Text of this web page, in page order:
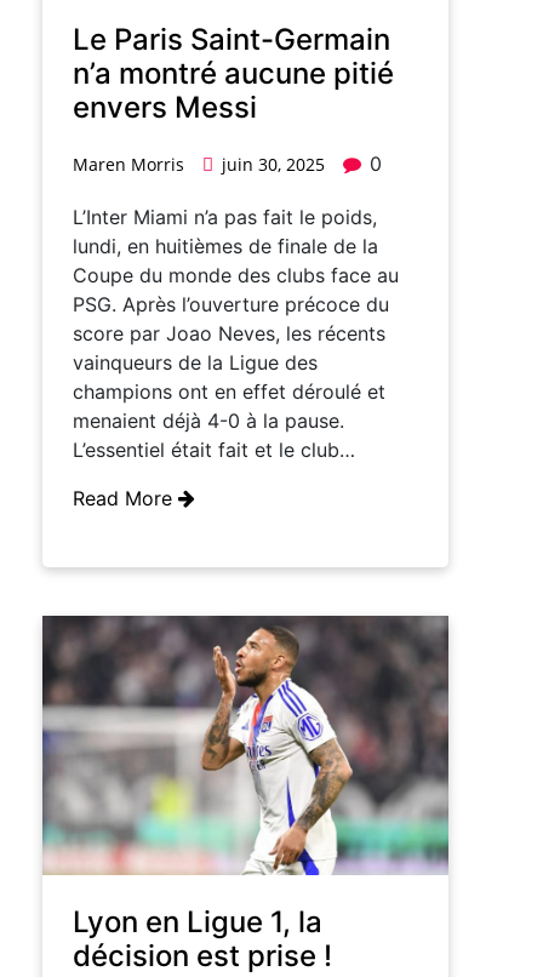
Le Paris Saint-Germain
n’a montré aucune pitié
envers Messi
Maren Morris juin 30, 2025 0
L’Inter Miami n’a pas fait le poids,
lundi, en huitièmes de finale de la
Coupe du monde des clubs face au
PSG. Après l’ouverture précoce du
score par Joao Neves, les récents
vainqueurs de la Ligue des
champions ont en effet déroulé et
menaient déjà 4-0 à la pause.
L’essentiel était fait et le club…
Read More
Lyon en Ligue 1, la
décision est prise !